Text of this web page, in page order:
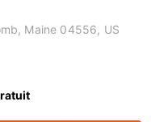
Maine 04556, US